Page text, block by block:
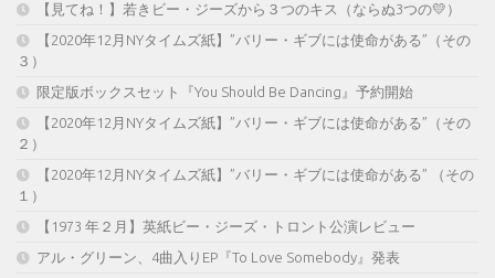
【見てね！】若きビー・ジーズから３つのキス（ならぬ3つの💛）
【2020年12月NYタイムズ紙】”バリー・ギブには使命がある”（その
３）
限定版ボックスセット『You Should Be Dancing』予約開始
【2020年12月NYタイムズ紙】”バリー・ギブには使命がある”（その
２）
【2020年12月NYタイムズ紙】”バリー・ギブには使命がある” （その
１）
【1973 年２月】英紙ビー・ジーズ・トロント公演レビュー
アル・グリーン、4曲入りEP『To Love Somebody』発表